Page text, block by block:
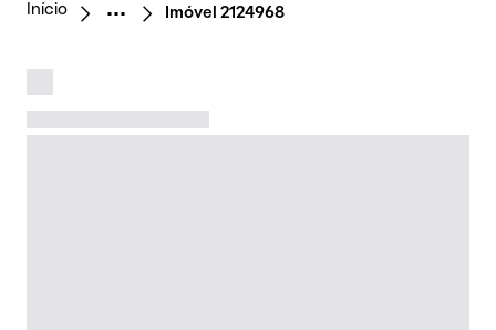
Início Imóvel 2124968